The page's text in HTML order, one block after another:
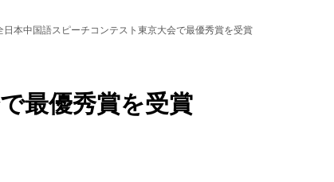
本中国語スピーチコンテスト東京大会で最優秀賞を受賞
最優秀賞を受賞